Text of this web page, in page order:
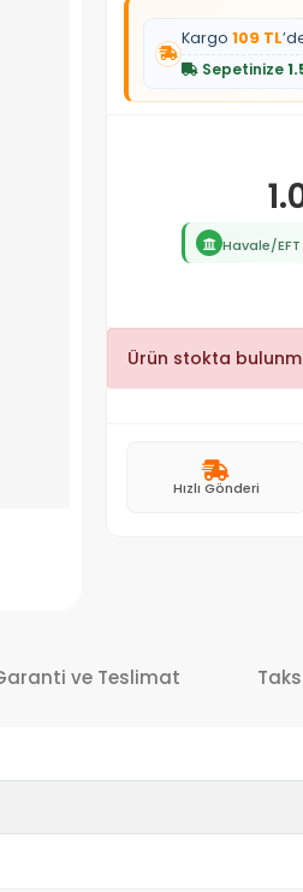
Kargo 109 TL
Sepetinize
Havale/
Ürün stokta
Hızlı Gönderi
ve Teslimat